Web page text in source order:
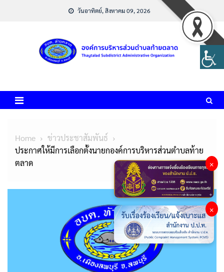
วันอาทิตย์, สิงหาคม 09, 2026
Home
ข่าวประชาสัมพันธ์
ประกาศให้มีการเลือกตั้งนายกองค์การบริหารส่วนตำบลท้าย
ตลาด
×
×